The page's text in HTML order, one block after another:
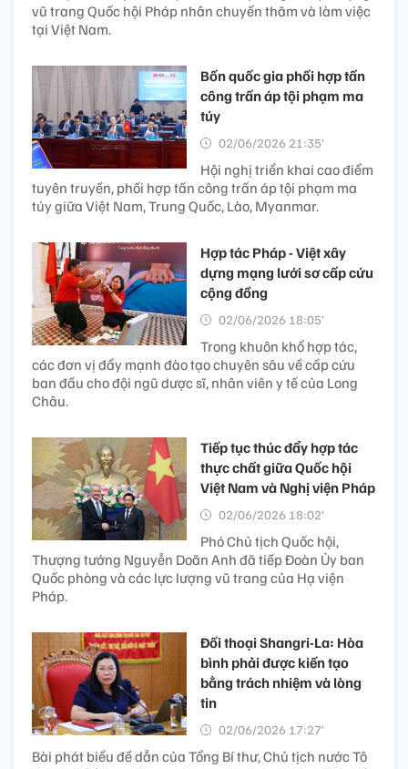
vũ trang Quốc hội Pháp nhân chuyến thăm và làm việc
tại Việt Nam.
Bốn quốc gia phối hợp tấn
công trấn áp tội phạm ma
túy
02/06/2026 21:35’
Hội nghị triển khai cao điểm
tuyên truyền, phối hợp tấn công trấn áp tội phạm ma
túy giữa Việt Nam, Trung Quốc, Lào, Myanmar.
Hợp tác Pháp - Việt xây
dựng mạng lưới sơ cấp cứu
cộng đồng
02/06/2026 18:05’
Trong khuôn khổ hợp tác,
các đơn vị đẩy mạnh đào tạo chuyên sâu về cấp cứu
ban đầu cho đội ngũ dược sĩ, nhân viên y tế của Long
Châu.
Tiếp tục thúc đẩy hợp tác
thực chất giữa Quốc hội
Việt Nam và Nghị viện Pháp
02/06/2026 18:02’
Phó Chủ tịch Quốc hội,
Thượng tướng Nguyễn Doãn Anh đã tiếp Đoàn Ủy ban
Quốc phòng và các lực lượng vũ trang của Hạ viện
Pháp.
Đối thoại Shangri-La: Hòa
bình phải được kiến tạo
bằng trách nhiệm và lòng
tin
02/06/2026 17:27’
Bài phát biểu đề dẫn của Tổng Bí thư, Chủ tịch nước Tô